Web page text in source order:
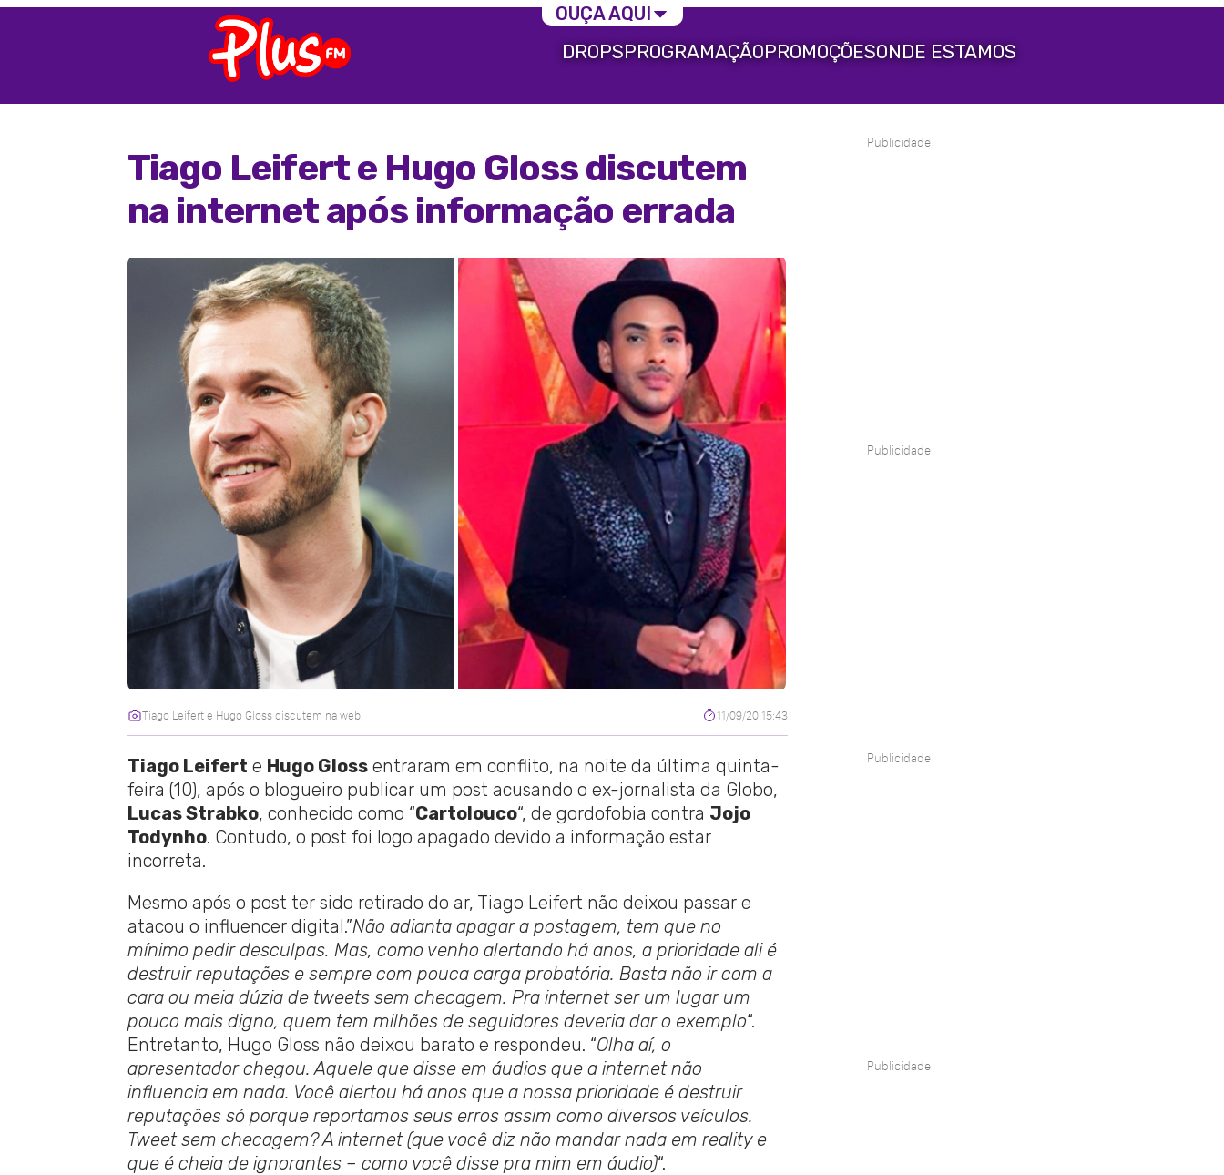
DROPSPROGRAMAÇÃOPROMOÇÕESONDE ESTAMOS
Tiago Leifert e Hugo Gloss discutem
na internet após informação errada
Tiago Leifert e Hugo Gloss discutem na web. 11/09/20 15:43
Tiago Leifert e Hugo Glossentraram em conflito, na noite da última quinta-
feira (10), após o blogueiro publicar um post acusando o ex-jornalista da Globo,
Lucas Strabko, conhecido como “Cartolouco“, de gordofobia contra Jojo
Todynho. Contudo, o post foi logo apagado devido a informação estar
incorreta.
Mesmo após o post ter sido retirado do ar, Tiago Leifert não deixou passar e
atacou o influencer digital.”Não adianta apagar a postagem, tem que no
mínimo pedir desculpas. Mas, como venho alertando há anos, a prioridade ali é
destruir reputações e sempre com pouca carga probatória. Basta não ir com a
cara ou meia dúzia de tweets sem checagem. Pra internet ser um lugar um
pouco mais digno, quem tem milhões de seguidores deveria dar o exemplo“.
Entretanto, Hugo Gloss não deixou barato e respondeu. “Olha aí, o
apresentador chegou. Aquele que disse em áudios que a internet não
influencia em nada. Você alertou há anos que a nossa prioridade é destruir
reputações só porque reportamos seus erros assim como diversos veículos.
Tweet sem checagem? A internet (que você diz não mandar nada em reality e
que é cheia de ignorantes – como você disse pra mim em áudio)“.
Publicidade
Publicidade
Publicidade
Publicidade
OUÇA AQUI